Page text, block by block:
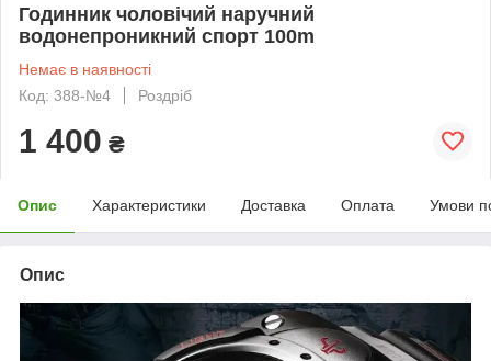
Годинник чоловічий наручний
водонепроникний спорт 100m
Немає в наявності
Код: 388-№4
Роздріб
1 400 ₴
Опис Характеристики Доставка Оплата Умови
Опис